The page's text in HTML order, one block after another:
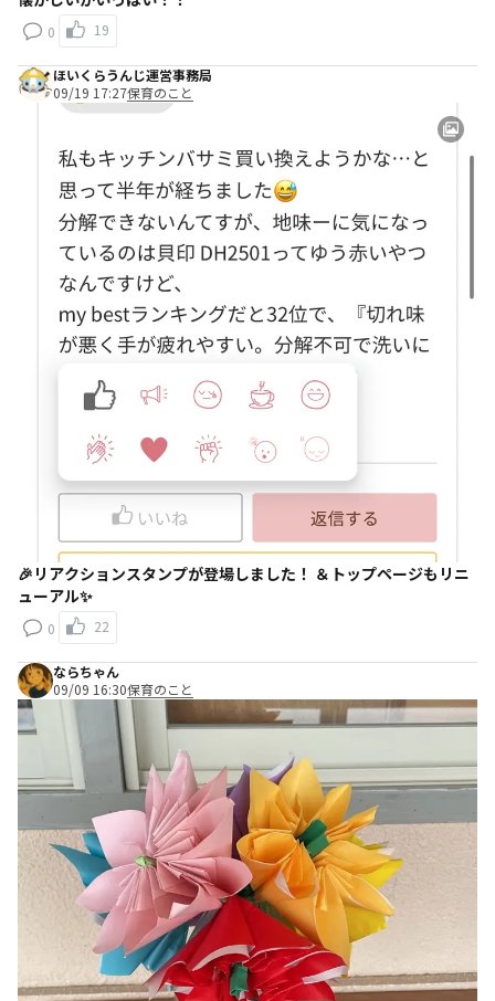
0 19
ほいくらうんじ運営事務局
09/19 17:27保育のこと
🎉リアクションスタンプが登場しました！ ＆トップページもリニ
ューアル✨
0 22
ならちゃん
09/09 16:30保育のこと